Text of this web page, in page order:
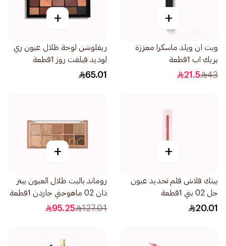
+
ويت ان ويلد ماسكرا معززة
بريك اب 1قطعة
43
21.5
+
ريفلوشن لوحة ظلال عيون ري
لوديد فيلفت روز 1قطعة
65.01
+
بينك فلاش قلم تحديد عيون
جل 02 بني 1قطعة
20.01
+
روماند باليت ظلال العيون بيتر
ذان 02 ماهوجني جاردن 1قطعة
127.01
95.25